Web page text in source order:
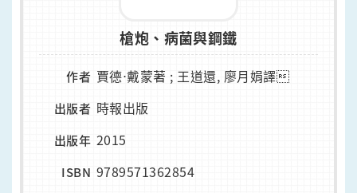
槍炮、病菌與鋼鐵
作者 賈德⋅戴蒙著 ; 王道還, 廖月娟譯
出版者 時報出版
出版年 2015
ISBN 9789571362854